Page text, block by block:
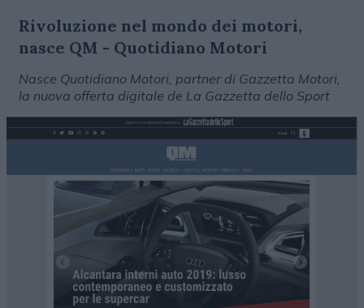
Rivoluzione nel mondo dei motori,
nasce QM - Quotidiano Motori
Nasce Quotidiano Motori, partner di Gazzetta Motori,
la nuova offerta digitale de La Gazzetta dello Sport